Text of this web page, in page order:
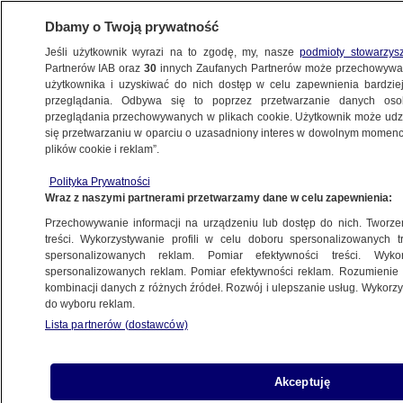
ŚWIAT
przywraca wyrok skazujący
za morderstwo
29.03.2023, 09:07
Udostępnij
Dbamy o Twoją prywatność
Jeśli użytkownik wyrazi na to zgodę, my, naszepodmioty
Partnerów IAB oraz30 innych Zaufanych Partnerów może
użytkownika i uzyskiwać do nich dostęp w celu zapewnienia
przeglądania. Odbywa się to poprzez przetwarzanie danych
przeglądania przechowywanych w plikach cookie. Użytkownik może
się przetwarzaniu w oparciu o uzasadniony interes w dowolnym
plików cookie i reklam”.
Polityka Prywatności
Wraz z naszymi partnerami przetwarzamy dane w celu zapewnienia:
Przechowywanie informacji na urządzeniu lub dostęp do nich.
treści. Wykorzystywanie profili w celu doboru spersonalizowanych
spersonalizowanych reklam. Pomiar efektywności treści.
spersonalizowanych reklam. Pomiar efektywności reklam.
kombinacji danych z różnych źródeł. Rozwój i ulepszanie usług.
do wyboru reklam.
Lista partnerów (dostawców)
Akceptuję